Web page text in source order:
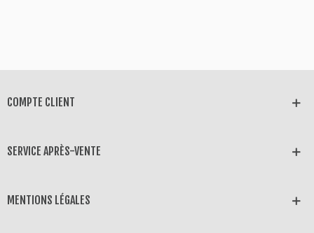
COMPTE CLIENT
SERVICE APRÈS-VENTE
MENTIONS LÉGALES